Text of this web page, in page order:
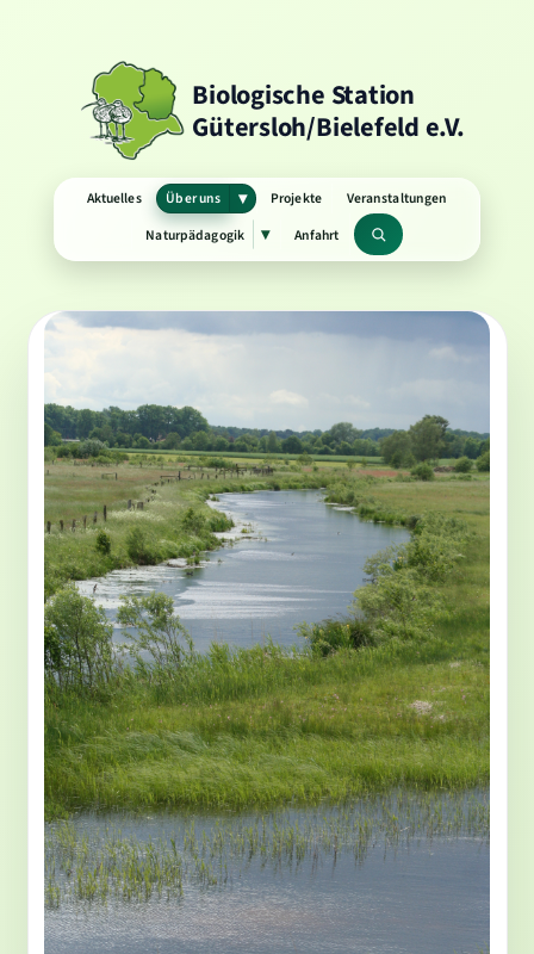
Biologische Station
Gütersloh/Bielefeld e.V.
Aktuelles Über uns ▾Untermenü
öffnen
Projekte
Veranstaltungen
Naturpädagogik
▾Untermenü
öffnen
Anfahrt Suchbegriff